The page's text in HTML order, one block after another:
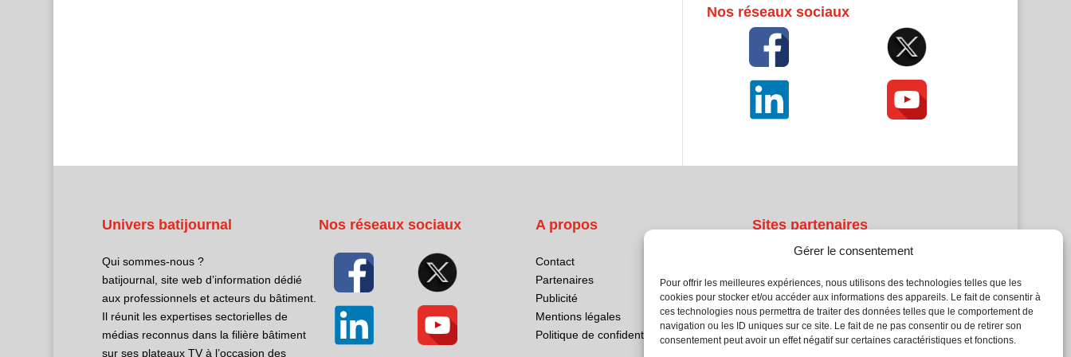
Gérer le consentement
Pour offrir les meilleures expériences, nous utilisons des technologies telles que les
cookies pour stocker et/ou accéder aux informations des appareils. Le fait de consentir à
ces technologies nous permettra de traiter des données telles que le comportement de
navigation ou les ID uniques sur ce site. Le fait de ne pas consentir ou de retirer son
consentement peut avoir un effet négatif sur certaines caractéristiques et fonctions.
Nos réseaux sociaux
Univers batijournal
Qui sommes-nous ?
batijournal, site web d’information dédié
aux professionnels et acteurs du bâtiment.
Il réunit les expertises sectorielles de
médias reconnus dans la filière bâtiment
sur ses plateaux TV à l’occasion des
Nos réseaux sociaux A propos
Contact
Partenaires
Publicité
Mentions légales
Politique de confidentialité
Sites partenaires
Atrium Patrimoine
Kiosque 21
L'Atelier Bois
Planète Bâtiment